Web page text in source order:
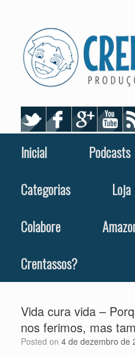
Inicial
Podcasts
Categorias
Loja
Colabore
Crentassos?
Vida cura vida –
nos ferimos, mas
Posted on 4 de dezembro de